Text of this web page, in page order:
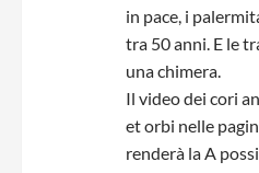
in pace, i
tra 50 anni. E le
una chimera.
Il video dei cori
et orbi nelle
renderà la A